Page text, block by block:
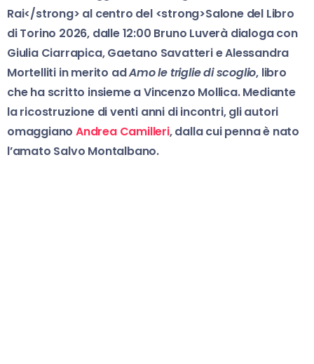
Rai</strong> al centro del <strong>Salone del Libro
diTorino 2026, dalle 12:00 Bruno Luverà dialoga con
Giulia Ciarrapica, Gaetano SavatterieAlessandra
Mortelliti in merito adAmo le triglie di scoglio, libro
che ha scritto insieme aVincenzo Mollica.Mediante
la ricostruzione di venti anni di incontri, gli autori
omaggianoAndrea Camilleri, dalla cui penna è nato
l’amato Salvo Montalbano.